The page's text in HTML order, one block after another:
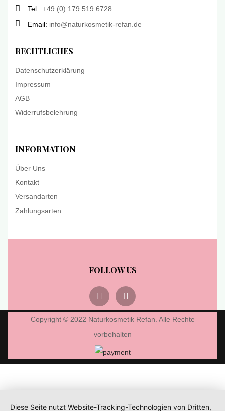
Tel.: +49 (0) 179 519 6728
Email: info@naturkosmetik-refan.de
RECHTLICHES
Datenschutzerklärung
Impressum
AGB
Widerrufsbelehrung
INFORMATION
Über Uns
Kontakt
Versandarten
Zahlungsarten
FOLLOW US
Copyright © 2022 Naturkosmetik Refan. Alle Rechte
vorbehalten
Diese Seite nutzt Website-Tracking-Technologien von Dritten,